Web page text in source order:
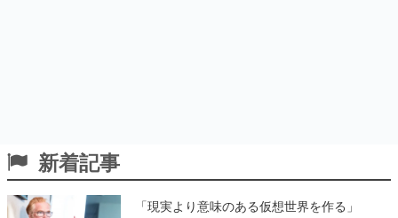
新着記事
「現実より意味のある仮想世界を作る」